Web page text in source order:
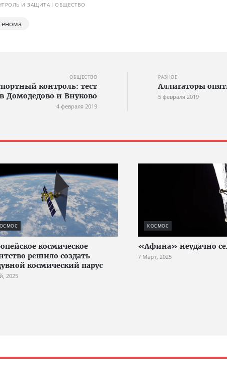
И ЗАЩИТА ОБЩЕСТВО
ОБЩЕСТВО
контроль: тест
Домодедово и Внуково
4 февраля 2019
РАЗНОЕ
Аллигаторы
5 февраля 2019
космическое
решило создать
космический парус
2025
КОСМОС
«Афина» неудачно
7 Март, 2025